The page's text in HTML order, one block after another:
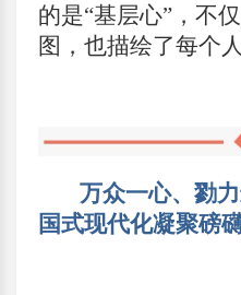
的是“基层心”，不
图，也描绘了每个
万众一心、勠
国式现代化凝聚磅